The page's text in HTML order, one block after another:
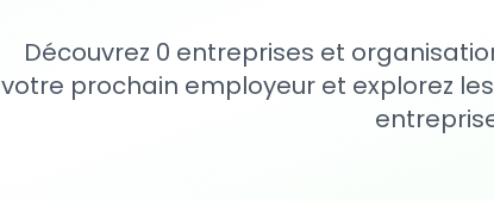
Découvrez 0 entreprises et
votre prochain employeur et explorez